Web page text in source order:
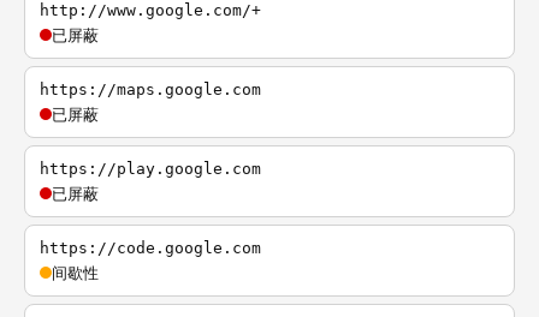
http://www.google.com/+
已屏蔽
https://maps.google.com
已屏蔽
https://play.google.com
已屏蔽
https://code.google.com
间歇性